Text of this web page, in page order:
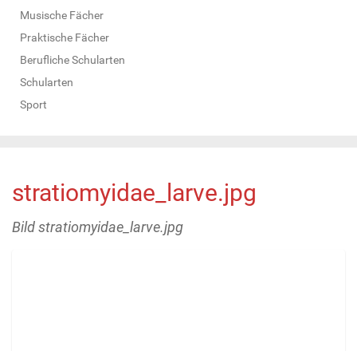
Musische Fächer
Praktische Fächer
Berufliche Schularten
Schularten
Sport
stratiomyidae_larve.jpg
Bild stratiomyidae_larve.jpg